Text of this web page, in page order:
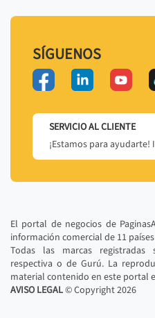
SÍGUENOS
SERVICIO AL CLIENTE
¡Estamos para ayudarte!
El portal de negocios de
información comercial de 11
Todas las marcas
respectiva o de Gurú. La
material contenido en este portal
AVISO LEGAL© Copyright2026